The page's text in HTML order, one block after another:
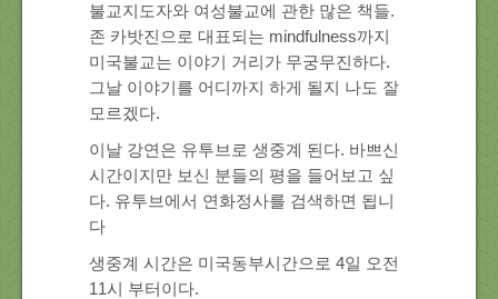
불교지도자와 여성불교에 관한 많은 책들.
존 카밧진으로 대표되는 mindfulness까지
미국불교는 이야기 거리가 무궁무진하다.
그날 이야기를 어디까지 하게 될지 나도 잘
모르겠다.
이날 강연은 유투브로 생중계 된다. 바쁘신
시간이지만 보신 분들의 평을 들어보고 싶
다. 유투브에서 연화정사를 검색하면 됩니
다
생중계 시간은 미국동부시간으로 4일 오전
11시 부터이다.